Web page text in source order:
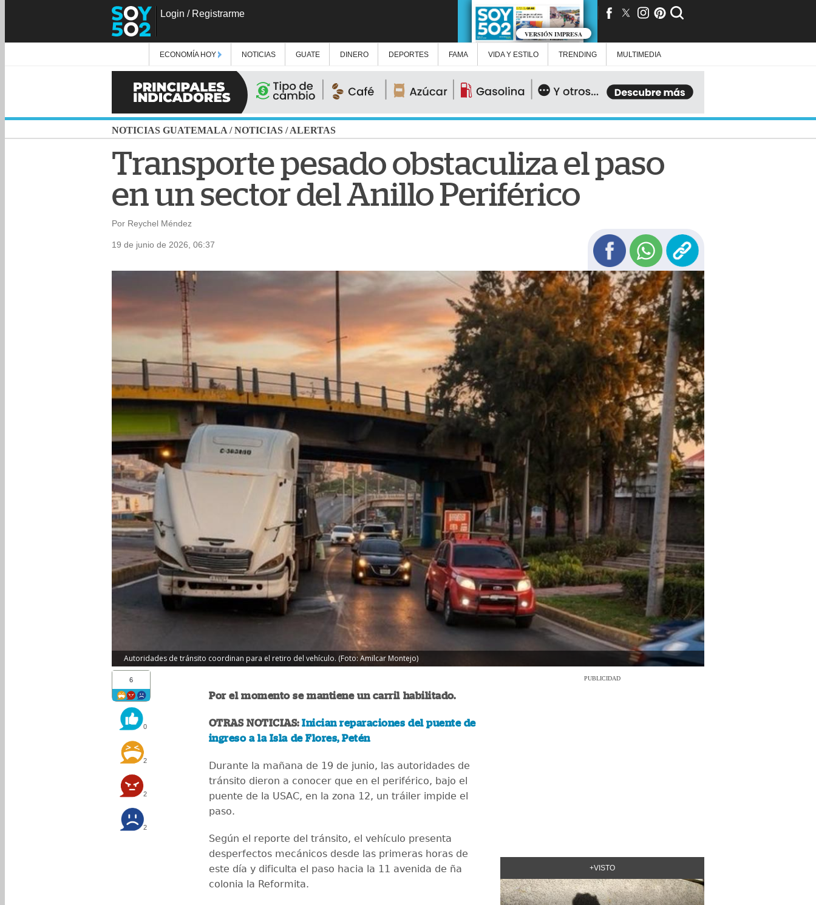
Login / Registrarme
VERSIÓN IMPRESA
ECONOMÍA HOY NOTICIAS GUATE DINERO DEPORTES FAMA VIDA Y ESTILO TRENDING MULTIMEDIA
NOTICIAS GUATEMALA /NOTICIAS /ALERTAS
Transporte pesado obstaculiza el paso
en un sector del Anillo Periférico
Por Reychel Méndez
19 de junio de 2026, 06:37
Autoridades de tránsito coordinan para el retiro del vehículo. (Foto: Amilcar Montejo)
6
0
2
2
2
Por el momento se mantiene un carril habilitado.
OTRAS NOTICIAS:Inician reparaciones del puente de
ingreso a la Isla de Flores, Petén
Durante la mañana de 19 de junio, las autoridades de
tránsito dieron a conocer que en el periférico, bajo el
puente de la USAC, en la zona 12, un tráiler impide el
paso.
Según el reporte del tránsito, el vehículo presenta
desperfectos mecánicos desde las primeras horas de
este día y dificulta el paso hacia la 11 avenida de ña
colonia la Reformita.
PUBLICIDAD
+VISTO